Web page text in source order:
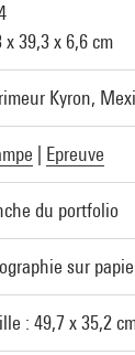
x 39,3 x 6,6 cm
Kyron,
Epreuve
du portfolio
sur
: 49,7 x 35,2